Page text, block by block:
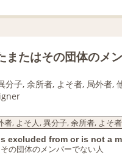
またはその団体のメ
分子, 余所者, よそ者, 局外者,
者, よそ人, 異分子, 余所者, よそ
excluded from or is not a
の団体のメンバーでない人